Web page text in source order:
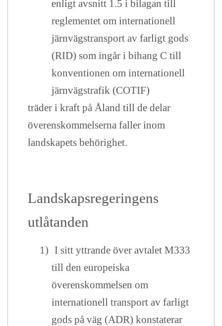
enligt avsnitt 1.5 i bilagan till
reglementet om internationell
järnvägstransport av farligt gods
(RID) som ingår i bihang C till
konventionen om internationell
järnvägstrafik (COTIF)
träder i kraft på Åland till de delar
överenskommelserna faller inom
landskapets behörighet.
Landskapsregeringens
utlåtanden
1) I sitt yttrande över avtalet M333
till den europeiska
överenskommelsen om
internationell transport av farligt
gods på väg (ADR) konstaterar